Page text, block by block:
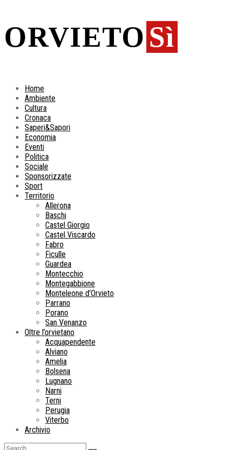
ORVIETO Sì
Home
Ambiente
Cultura
Cronaca
Saperi&Sapori
Economia
Eventi
Politica
Sociale
Sponsorizzate
Sport
Territorio
Allerona
Baschi
Castel Giorgio
Castel Viscardo
Fabro
Ficulle
Guardea
Montecchio
Montegabbione
Monteleone d’Orvieto
Parrano
Porano
San Venanzo
Oltre l’orvietano
Acquapendente
Alviano
Amelia
Bolsena
Lugnano
Narni
Terni
Perugia
Viterbo
Archivio